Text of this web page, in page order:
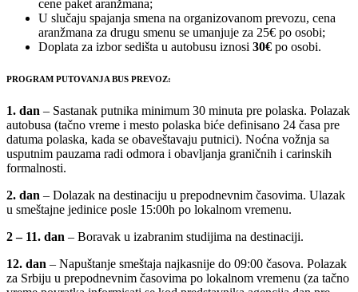
cene paket aranžmana;
U slučaju spajanja smena na organizovanom prevozu, cena
aranžmana za drugu smenu se umanjuje za 25€ po osobi;
Doplata za izbor sedišta u autobusu iznosi 30€ po osobi.
PROGRAM PUTOVANJA BUS PREVOZ:
1. dan – Sastanak putnika minimum 30 minuta pre polaska. Polazak
autobusa (tačno vreme i mesto polaska biće definisano 24 časa pre
datuma polaska, kada se obaveštavaju putnici). Noćna vožnja sa
usputnim pauzama radi odmora i obavljanja graničnih i carinskih
formalnosti.
2. dan – Dolazak na destinaciju u prepodnevnim časovima. Ulazak
u smeštajne jedinice posle 15:00h po lokalnom vremenu.
2 – 11. dan – Boravak u izabranim studijima na destinaciji.
12. dan – Napuštanje smeštaja najkasnije do 09:00 časova. Polazak
za Srbiju u prepodnevnim časovima po lokalnom vremenu (za tačno